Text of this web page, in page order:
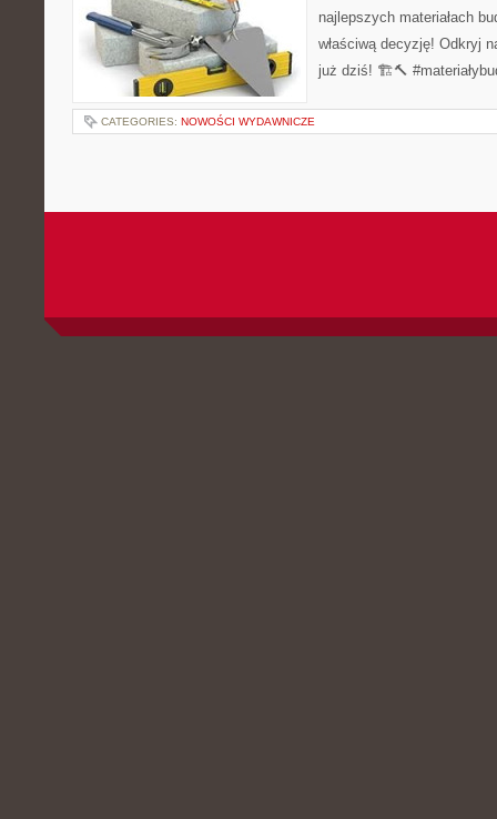
najlepszych materiałach
właściwą decyzję! Odkryj
już dziś! 🏗️🔨
CATEGORIES: NOWOŚCI WYDAWNICZE